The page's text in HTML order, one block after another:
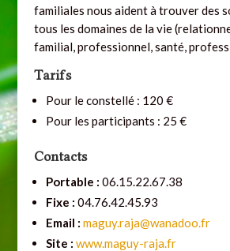
familiales nous aident à trouver des
tous les domaines de la vie
familial, professionnel, santé,
Tarifs
Pour le constellé : 120 €
Pour les participants : 25 €
Contacts
Portable : 06.15.22.67.38
Fixe : 04.76.42.45.93
Email : maguy.raja@wanadoo.fr
Site : www.maguy-raja.fr